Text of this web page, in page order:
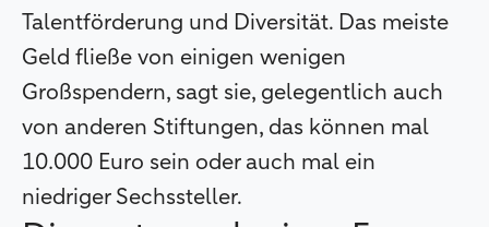
Talentförderung und Diversität. Das meiste
Geld fließe von einigen wenigen
Großspendern, sagt sie, gelegentlich auch
von anderen Stiftungen, das können mal
10.000 Euro sein oder auch mal ein
niedriger Sechssteller.